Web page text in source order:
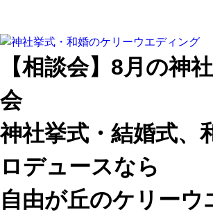
【相談会】8月の神
会
神社挙式・結婚式、
ロデュースなら
自由が丘のケリーウ